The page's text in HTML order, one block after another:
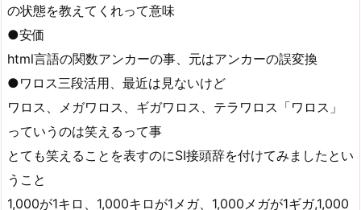
の状態を教えてくれって意味
●安価
html言語の関数アンカーの事、元はアンカーの誤変換
●ワロス三段活用、最近は見ないけど
ワロス、メガワロス、ギガワロス、テラワロス「ワロス」
っていうのは笑えるって事
とても笑えることを表すのにSI接頭辞を付けてみましたとい
うこと
1,000が1キロ、1,000キロが1メガ、1,000メガが1ギガ,1,000